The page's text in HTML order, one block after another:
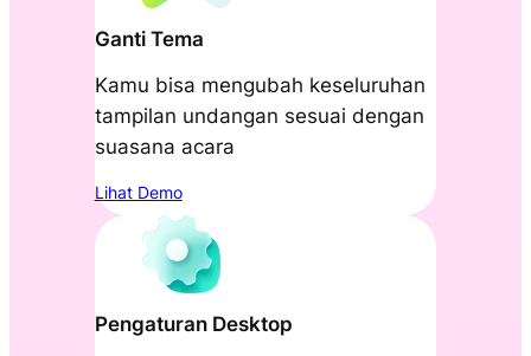
Ganti Tema
Kamu bisa mengubah keseluruhan
tampilan undangan sesuai dengan
suasana acara
Lihat Demo
Pengaturan Desktop